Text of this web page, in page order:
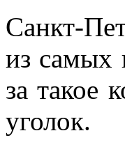
Санкт-
из самых
за такое
уголок.